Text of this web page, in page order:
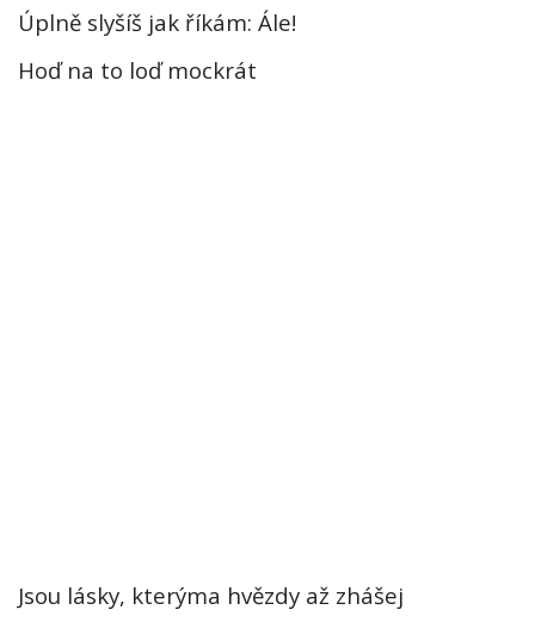
Úplně slyšíš jak říkám: Ále!
Hoď na to loď mockrát
Jsou lásky, kterýma hvězdy až zhášej